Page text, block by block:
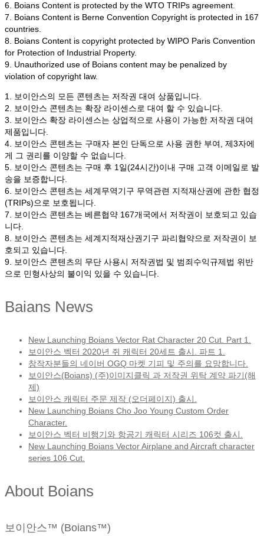
6. Boians Content is protected by the WTO TRIPs agreement.
7. Boians Content is Berne Convention Copyright is protected in 167
countries.
8. Boians Content is copyright protected by WIPO Paris Convention
for Protection of Industrial Property.
9. Unauthorized use of Boians content may be penalized by
violation of copyright law.
1. 보이안스의 모든 콘텐츠는 저작권 대여 상품입니다.
2. 보이안스 콘텐츠는 확장 라이센스로 대여 할 수 있습니다.
3. 보이안스 확장 라이센스는 상업적으로 사용이 가능한 저작권 대여
제품입니다.
4. 보이안스 콘텐츠는 구매자 본인 단독으로 사용 권한 부여, 제3자에
게 그 권리를 이양할 수 없습니다.
5. 보이안스 콘텐츠는 구매 후 1일(24시간)이내 구매 고객 이메일로 발
송을 보증합니다.
6. 보이안스 콘텐츠는 세계무역기구 무역관련 지적재산권에 관한 협정
(TRIPs)으로 보호됩니다.
7. 보이안스 콘텐츠는 베른협약 167개국에서 저작권이 보호되고 있습
니다.
8. 보이안스 콘텐츠는 세계지적재산권기구 파리협약으로 저작권이 보
호되고 있습니다.
9. 보이안스 콘텐츠의 무단 사용시 저작권법 및 범죄수익규제법 위반
으로 민형사상의 불이익 있을 수 있습니다.
Baians News
New Launching Boians Vector Rat Character 20 Cut. Part 1.
보이안스 벡터 2020년 쥐 캐릭터 20세트 출시. 파트 1.
창작자분들의 네이버 OGQ 마켓 기피 및 주의를 요망합니다.
보이안스(Boians) (주)이미지클릭 과 저작권 위탁 계약 파기(해
제)
보이안스 캐릭터 주문 제작 (오더페이지) 출시.
New Launching Boians Cho Joo Young Custom Order
Character.
보이안스 벡터 비행기와 항공기 캐릭터 시리즈 106컷 출시.
New Launching Boians Vector Airplane and Aircraft character
series 106 Cut.
About Boians
보이안스™ (Boians™)